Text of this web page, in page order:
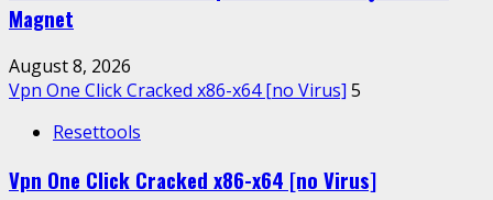
Magnet
August 8, 2026
Vpn One Click Cracked x86-x64 [no Virus] 5
Resettools
Vpn One Click Cracked x86-x64 [no Virus]